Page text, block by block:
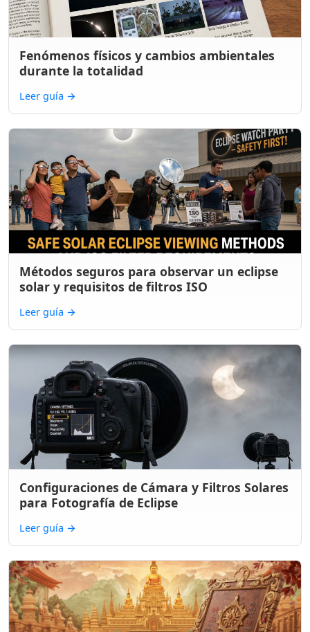
Fenómenos físicos y cambios ambientales
durante la totalidad
Leer guía →
Métodos seguros para observar un eclipse
solar y requisitos de filtros ISO
Leer guía →
Configuraciones de Cámara y Filtros Solares
para Fotografía de Eclipse
Leer guía →